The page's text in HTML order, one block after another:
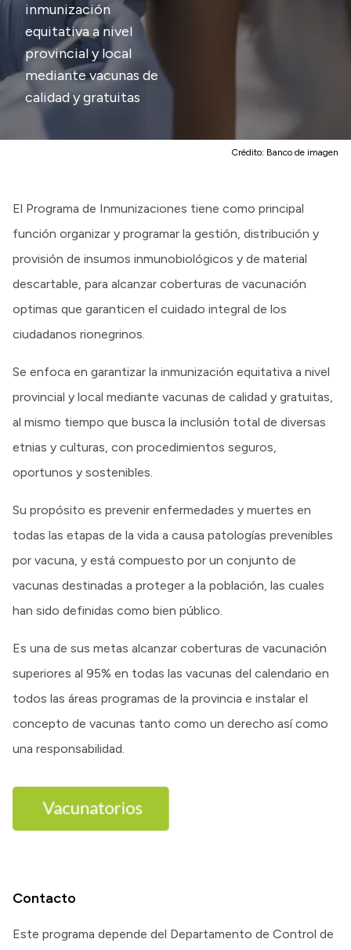
Consulta de pago a proveedores
Convocatorias
Intranet
inmunización
equitativa a nivel
provincial y local
mediante vacunas de
calidad y gratuitas
Crédito: Banco de imagen
El Programa de Inmunizaciones tiene como principal
función organizar y programar la gestión, distribución y
provisión de insumos inmunobiológicos y de material
descartable, para alcanzar coberturas de vacunación
optimas que garanticen el cuidado integral de los
ciudadanos rionegrinos.
Se enfoca en garantizar la inmunización equitativa a nivel
provincial y local mediante vacunas de calidad y gratuitas,
al mismo tiempo que busca la inclusión total de diversas
etnias y culturas, con procedimientos seguros,
oportunos y sostenibles.
Su propósito es prevenir enfermedades y muertes en
todas las etapas de la vida a causa patologías prevenibles
por vacuna, y está compuesto por un conjunto de
vacunas destinadas a proteger a la población, las cuales
han sido definidas como bien público.
Es una de sus metas alcanzar coberturas de vacunación
superiores al 95% en todas las vacunas del calendario en
todos las áreas programas de la provincia e instalar el
concepto de vacunas tanto como un derecho así como
una responsabilidad.
Contacto
Este programa depende del Departamento de Control de